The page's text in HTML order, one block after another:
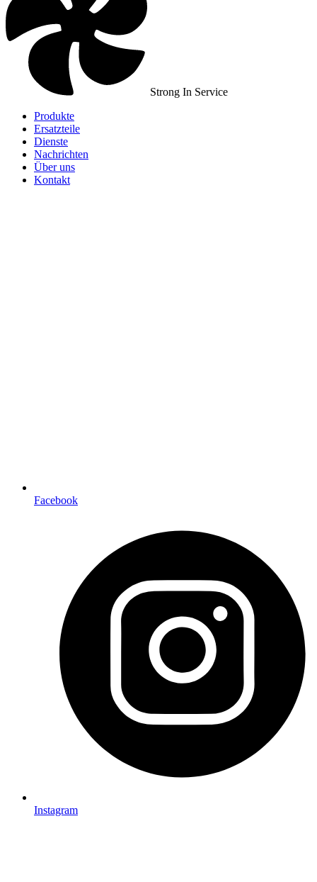
Strong In Service
Produkte
Ersatzteile
Dienste
Nachrichten
Über uns
Kontakt
Facebook
Instagram